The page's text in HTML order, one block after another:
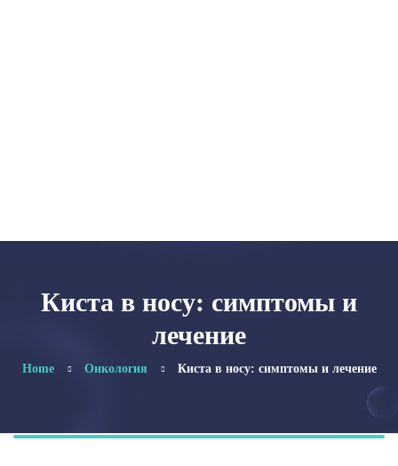
Киста в носу: симптомы и
лечение
Home Онкология Киста в носу: симптомы и лечение